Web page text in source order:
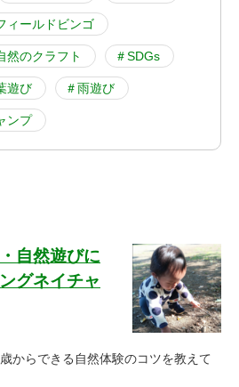
ィールドビンゴ
然のクラフト ＃SDGs
遊び ＃雨遊び
ンプ
自然遊びに
グネイチャ
からできる自然体験のコツを教えて